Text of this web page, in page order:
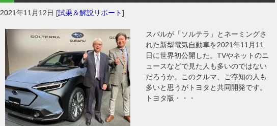
2021年11月12日 [試乗＆解説リポート]
スバルが「ソルテラ」とネーミングさ
れた新型電気自動車を2021年11月11
日に世界初公開した。TVやネットのニ
ュースなどで見た人も多いのではない
だろうか。このクルマ、ご存知の人も
多いと思うがトヨタと共同開発です。
トヨタ版・・・